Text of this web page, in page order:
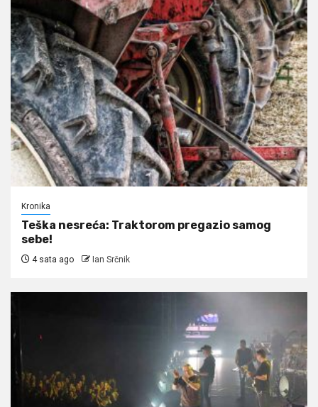
Kronika
Teška nesreća: Traktorom pregazio samog
sebe!
4 sata ago Ian Srčnik